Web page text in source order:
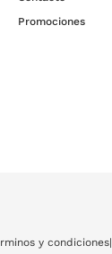
Promociones
y condiciones|